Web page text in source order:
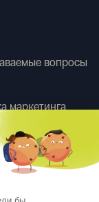
вопросы
маркетинга
бы